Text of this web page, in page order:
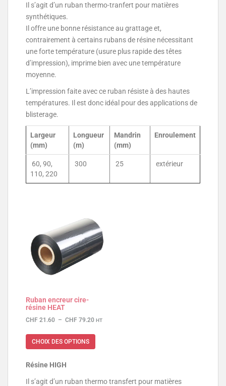
Il s’agit d’un ruban thermo-tranfert pour matières
synthétiques.
Il offre une bonne résistance au grattage et,
contrairement à certains rubans de résine nécessitant
une forte température (usure plus rapide des têtes
d’impression), imprime bien avec une température
moyenne.
L’impression faite avec ce ruban résiste à des hautes
températures. Il est donc idéal pour des applications de
blisterage.
Largeur
(mm)
Longueur
(m)
Mandrin
(mm)
Enroulement
60, 90,
110, 220
300 25 extérieur
Ruban encreur cire-
résine HEAT
CHF 21.60 – CHF 79.20 HT
CHOIX DES OPTIONS
Résine HIGH
Il s’agit d’un ruban thermo transfert pour matières